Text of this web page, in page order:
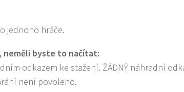
jednoho hráče.
neměli byste to načítat:
odkazem ke stažení. ŽÁDNÝ náhradní
není povoleno.